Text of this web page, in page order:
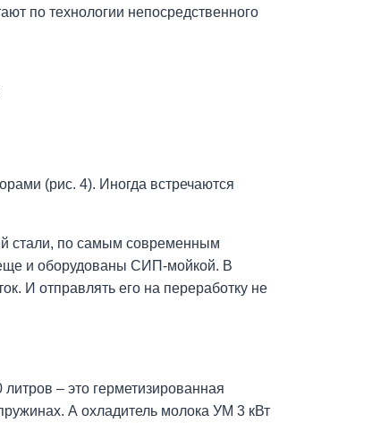
по технологии непосредственного
(рис. 4). Иногда встречаются
стали, по самым современным
и оборудованы СИП-мойкой. В
И отправлять его на переработку не
– это герметизированная
А охладитель молока УМ 3 кВт